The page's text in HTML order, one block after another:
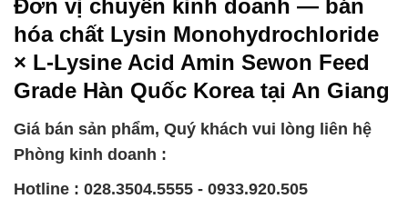
Đơn vị chuyên kinh doanh — bán
hóa chất Lysin Monohydrochloride
× L-Lysine Acid Amin Sewon Feed
Grade Hàn Quốc Korea tại An Giang
Giá bán sản phẩm, Quý khách vui lòng liên hệ
Phòng kinh doanh :
Hotline : 028.3504.5555 - 0933.920.505